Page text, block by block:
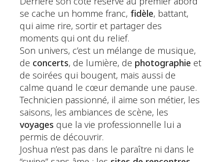
se cache un homme franc, fidèle, battant,
qui aime rire, sortir et partager des
moments qui ont du relief.
Son univers, c’est un mélange de musique,
de concerts, de lumière, de photographie et
de soirées qui bougent, mais aussi de
calme quand le cœur demande une pause.
Technicien passionné, il aime son métier, les
saisons, les ambiances de scène, les
voyages que la vie professionnelle lui a
permis de découvrir.
Joshua n’est pas dans le paraître ni dans le